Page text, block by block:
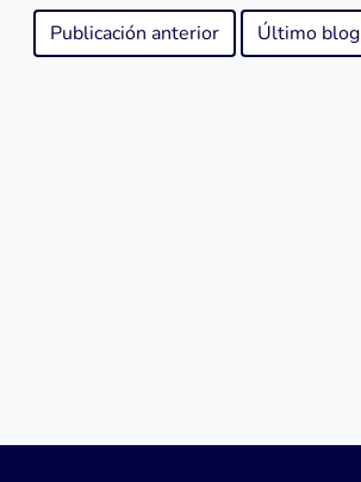
Publicación anterior Último blog